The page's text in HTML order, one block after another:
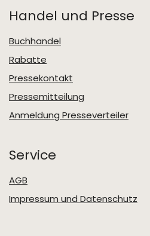
Handel und Presse
Buchhandel
Rabatte
Pressekontakt
Pressemitteilung
Anmeldung Presseverteiler
Service
AGB
Impressum und Datenschutz